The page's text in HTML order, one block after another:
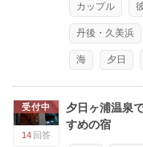
カップル
丹後・久美浜
海 夕日
受付中
14 回答
夕日ヶ浦温泉
すめの宿